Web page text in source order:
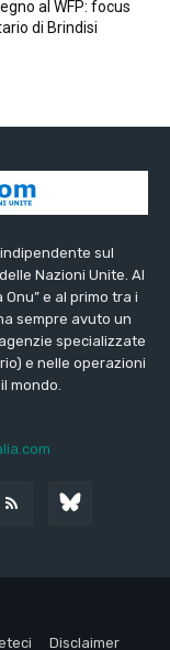
al WFP: focus
di Brindisi
sul
Nazioni Unite. Al
e al primo tra i
sempre avuto un
specializzate
e nelle operazioni
mondo.
Disclaimer